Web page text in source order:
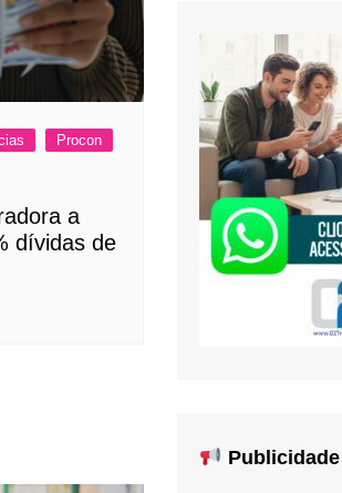
Procon
a
dívidas de
Publicidade